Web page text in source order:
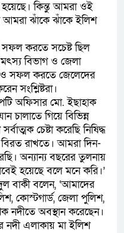
হয়েছে। কিন্তু আমরা ওই
ঝাঁকে ঝাঁকে ইলিশ
সফল করতে সচেষ্ট ছিল
বিভাগ ও জেলা
সফল করতে জেলেদের
সংশ্লিষ্টরা।
অফিসার মো. ইছাহাক
চালাতে গিয়ে বিভিন্ন
চেষ্টা করেছি নিষিদ্ধ
রাখতে। আমরা দিন-
অন্যান্য বছরের তুলনায়
হয়েছে বলে মনে করি।’
বাকী বলেন, ‘আমাদের
কোস্টগার্ড, জেলা পুলিশ,
নদীতে অবস্থান করেছেন।
নদী এলাকায় মা ইলিশ